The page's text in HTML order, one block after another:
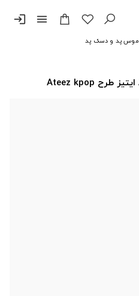
menu
login
موس پد و دسک پد